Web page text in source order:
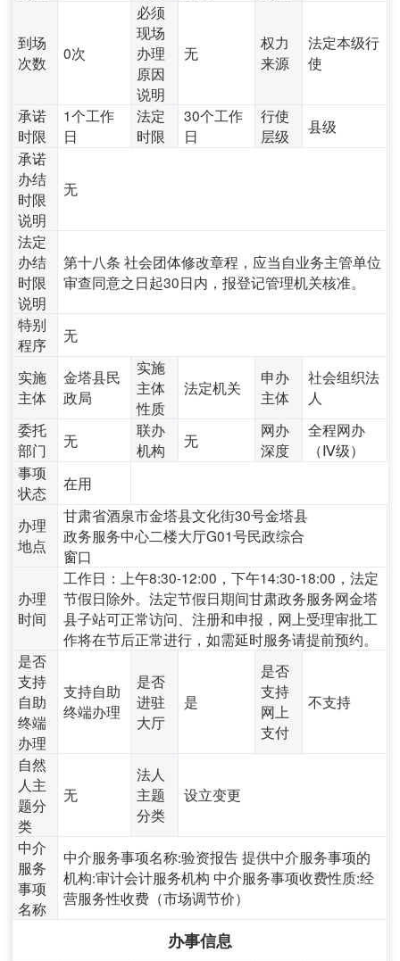
到场
次数
0次
必须
现场
办理
原因
说明
无
权力
来源
法定本级行
使
承诺
时限
1个工作
日
法定
时限
30个工作
日
行使
层级
县级
承诺
办结
时限
说明
无
法定
办结
时限
说明
第十八条 社会团体修改章程，应当自业务主管单位
审查同意之日起30日内，报登记管理机关核准。
特别
程序
无
实施
主体
金塔县民
政局
实施
主体
性质
法定机关
申办
主体
社会组织法
人
委托
部门
无
联办
机构
无
网办
深度
全程网办
（Ⅳ级）
事项
状态
在用
办理
地点
甘肃省酒泉市金塔县文化街30号金塔县
政务服务中心二楼大厅G01号民政综合
窗口
办理
时间
工作日：上午8:30-12:00，下午14:30-18:00，法定
节假日除外。法定节假日期间甘肃政务服务网金塔
县子站可正常访问、注册和申报，网上受理审批工
作将在节后正常进行，如需延时服务请提前预约。
是否
支持
自助
终端
办理
支持自助
终端办理
是否
进驻
大厅
是
是否
支持
网上
支付
不支持
自然
人主
题分
类
无
法人
主题
分类
设立变更
中介
服务
事项
名称
中介服务事项名称:验资报告 提供中介服务事项的
机构:审计会计服务机构 中介服务事项收费性质:经
营服务性收费（市场调节价）
办事信息